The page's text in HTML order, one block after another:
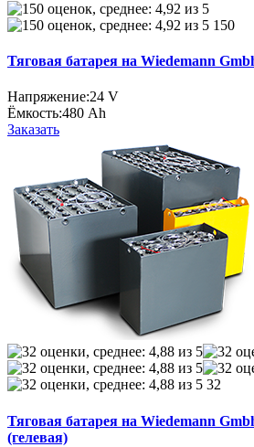
150
Тяговая батарея на Wiedemann
Напряжение:24 V
Ёмкость:480 Ah
Заказать
32
Тяговая батарея на Wiedemann
(гелевая)